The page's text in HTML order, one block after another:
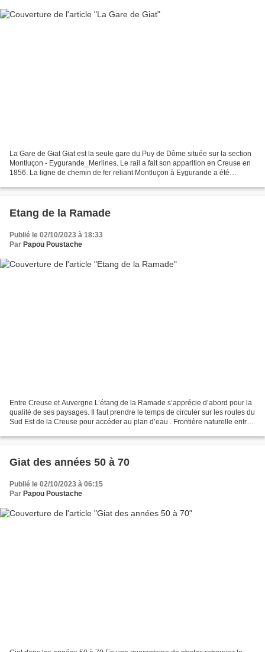
La Gare de Giat Giat est la seule gare du Puy de Dôme située sur la section
Montluçon - Eygurande_Merlines. Le rail a fait son apparition en Creuse en
1856. La ligne de chemin de fer reliant Montluçon à Eygurande a été
Etang de la Ramade
Publié le 02/10/2023 à 18:33
Par Papou Poustache
Entre Creuse et Auvergne L’étang de la Ramade s’apprécie d’abord pour la
qualité de ses paysages. Il faut prendre le temps de circuler sur les routes du
Sud Est de la Creuse pour accéder au plan d’eau . Frontière naturelle entre
Giat des années 50 à 70
Publié le 02/10/2023 à 06:15
Par Papou Poustache